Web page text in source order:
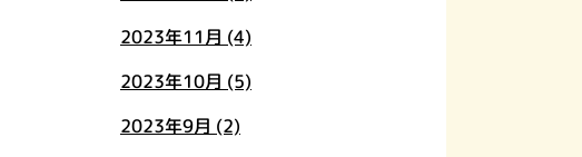
2023年11月 (4)
2023年10月 (5)
2023年9月 (2)